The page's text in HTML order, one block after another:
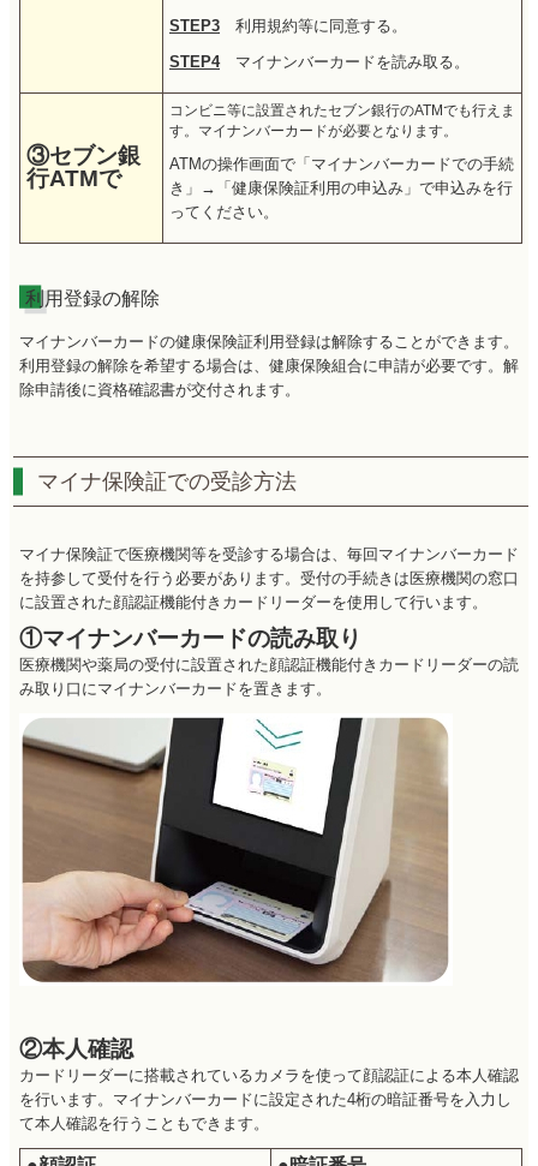
STEP3 利用規約等に同意する。
STEP4マイナンバーカードを読み取る。
③セブン銀
行ATMで
コンビニ等に設置されたセブン銀行のATMでも行えま
す。マイナンバーカードが必要となります。
ATMの操作画面で「マイナンバーカードでの手続
き」→「健康保険証利用の申込み」で申込みを行
ってください。
利用登録の解除
マイナンバーカードの健康保険証利用登録は解除することができます。
利用登録の解除を希望する場合は、健康保険組合に申請が必要です。解
除申請後に資格確認書が交付されます。
マイナ保険証での受診方法
マイナ保険証で医療機関等を受診する場合は、毎回マイナンバーカード
を持参して受付を行う必要があります。受付の手続きは医療機関の窓口
に設置された顔認証機能付きカードリーダーを使用して行います。
①マイナンバーカードの読み取り
医療機関や薬局の受付に設置された顔認証機能付きカードリーダーの読
み取り口にマイナンバーカードを置きます。
②本人確認
カードリーダーに搭載されているカメラを使って顔認証による本人確認
を行います。マイナンバーカードに設定された4桁の暗証番号を入力し
て本人確認を行うこともできます。